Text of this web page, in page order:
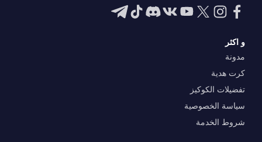
و اكثر
مدونة
كرت هدية
تفضيلات الكوكيز
سياسة الخصوصية
شروط الخدمة